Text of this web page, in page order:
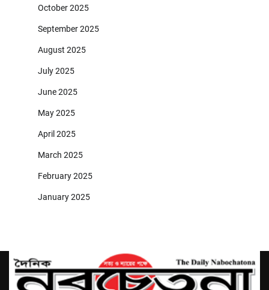
October 2025
September 2025
August 2025
July 2025
June 2025
May 2025
April 2025
March 2025
February 2025
January 2025